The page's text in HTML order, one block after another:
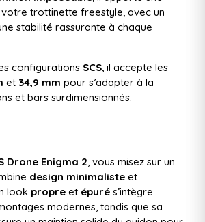
trottinette freestyle, avec un
stabilité rassurante à chaque
configurations SCS, il accepte les
et 34,9 mm pour s’adapter à la
et bars surdimensionnés.
Drone Enigma 2, vous misez sur un
design minimaliste et
look propre et épuré s’intègre
modernes, tandis que sa